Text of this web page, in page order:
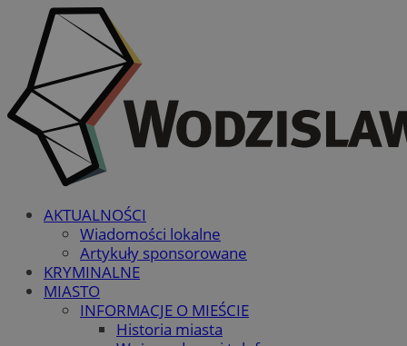
AKTUALNOŚCI
Wiadomości lokalne
Artykuły sponsorowane
KRYMINALNE
MIASTO
INFORMACJE O MIEŚCIE
Historia miasta